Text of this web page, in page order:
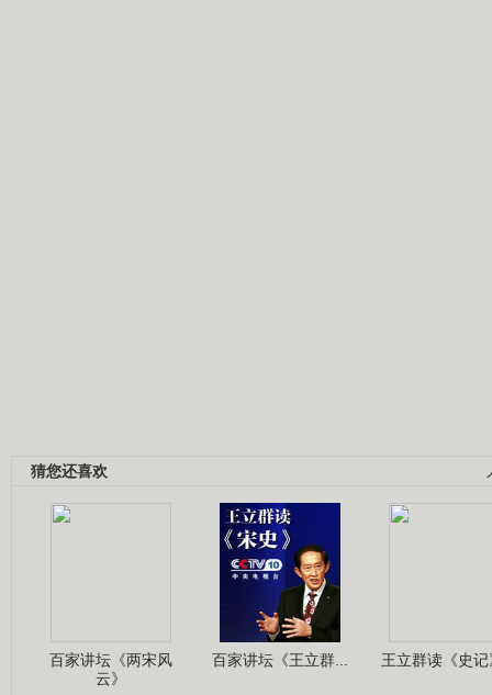
猜您还喜欢
百家讲坛《两宋风
云》
百家讲坛《王立群... 王立群读《史